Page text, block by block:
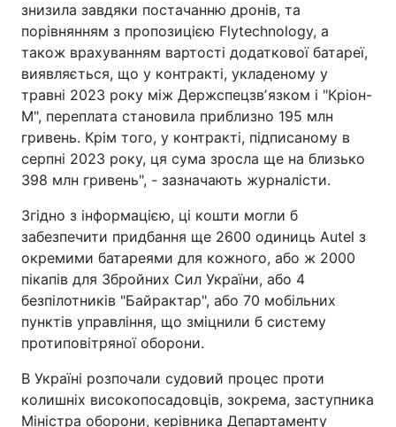
знизила завдяки постачанню дронів, та
порівнянням з пропозицією Flytechnology, а
також врахуванням вартості додаткової батареї,
виявляється, що у контракті, укладеному у
травні 2023 року між Держспецзвʼязком і "Кріон-
М", переплата становила приблизно 195 млн
гривень. Крім того, у контракті, підписаному в
серпні 2023 року, ця сума зросла ще на близько
398 млн гривень", - зазначають журналісти.
Згідно з інформацією, ці кошти могли б
забезпечити придбання ще 2600 одиниць Autel з
окремими батареями для кожного, або ж 2000
пікапів для Збройних Сил України, або 4
безпілотників "Байрактар", або 70 мобільних
пунктів управління, що зміцнили б систему
протиповітряної оборони.
В Україні розпочали судовий процес проти
колишніх високопосадовців, зокрема, заступника
Міністра оборони, керівника Департаменту